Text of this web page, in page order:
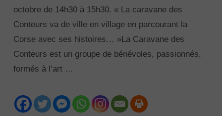
VIEW POST
octobre de 14h30 à 15h30. « La caravane des
Conteurs va de ville en village en parcourant la
Corse avec ses histoires… »La Caravane des
Conteurs est un groupe de bénévoles, passionnés,
formés à l’art …